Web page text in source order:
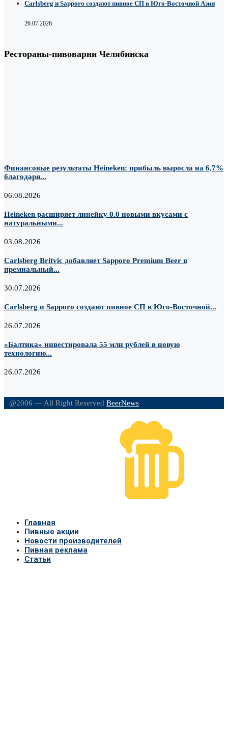
Carlsberg и Sapporo создают пивное СП в Юго-Восточной Азии
26.07.2026
Рестораны-пивоварни Челябинска
Финансовые результаты Heineken: прибыль выросла на 6,7%
благодаря...
06.08.2026
Heineken расширяет линейку 0.0 новыми вкусами с
натуральными...
03.08.2026
Carlsberg Britvic добавляет Sapporo Premium Beer в
премиальный...
30.07.2026
Carlsberg и Sapporo создают пивное СП в Юго-Восточной...
26.07.2026
«Балтика» инвестировала 55 млн рублей в новую
технологию...
26.07.2026
@2006 — All Right Reserved BeerNews
Главная
Пивные акции
Новости производителей
Пивная реклама
Статьи